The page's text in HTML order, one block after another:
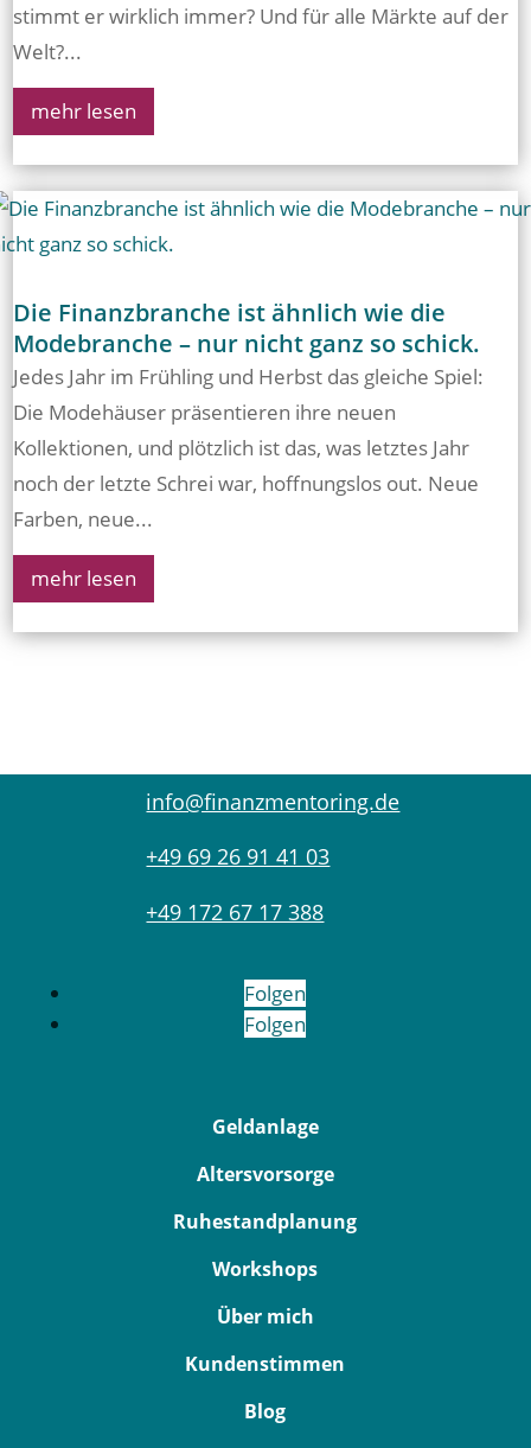
stimmt er wirklich immer? Und für alle Märkte auf der
Welt?...
mehr lesen
Die Finanzbranche ist ähnlich wie die
Modebranche – nur nicht ganz so schick.
Jedes Jahr im Frühling und Herbst das gleiche Spiel:
Die Modehäuser präsentieren ihre neuen
Kollektionen, und plötzlich ist das, was letztes Jahr
noch der letzte Schrei war, hoffnungslos out. Neue
Farben, neue...
mehr lesen
info@finanzmentoring.de
+49 69 26 91 41 03
+49 172 67 17 388
Folgen
Folgen
Geldanlage
Altersvorsorge
Ruhestandplanung
Workshops
Über mich
Kundenstimmen
Blog